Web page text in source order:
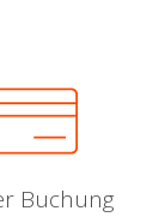
Buchung